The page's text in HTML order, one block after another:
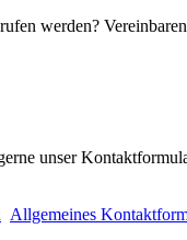
werden?
unser
Allgemeines